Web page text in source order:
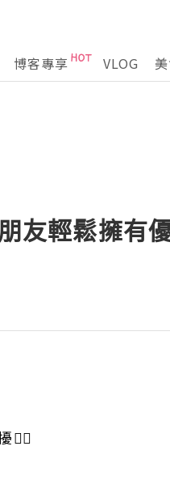
博客專享 VLOG
友輕鬆擁有
🤦‍♀️